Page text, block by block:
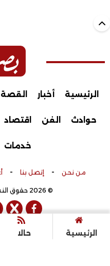
الرئيسية حالا
الرئيسية أخبار القصة
حوادث الفن اقتصاد
خدمات
من نحن - إتصل بنا -
© 2026 حقوق النشر محفوظة لـ بصراحة
تم التطوير بواسطة